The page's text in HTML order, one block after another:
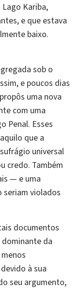
Kariba,
e que estava
baixo.
sob o
e poucos dias
uma nova
com uma
Penal. Esses
que a
universal
credo. Também
— e uma
seriam violados
documentos
dominante da
à sua
seu argumento,